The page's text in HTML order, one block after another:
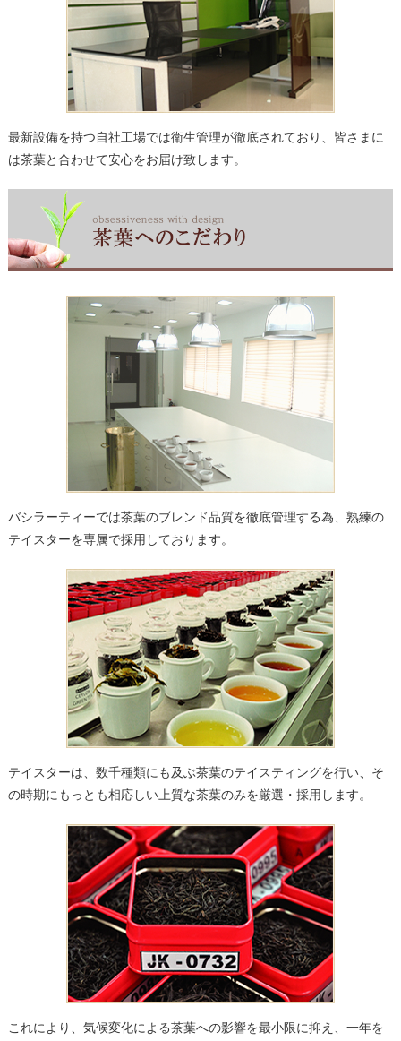
最新設備を持つ自社工場では衛生管理が徹底されており、皆さまに
は茶葉と合わせて安心をお届け致します。
バシラーティーでは茶葉のブレンド品質を徹底管理する為、熟練の
テイスターを専属で採用しております。
テイスターは、数千種類にも及ぶ茶葉のテイスティングを行い、そ
の時期にもっとも相応しい上質な茶葉のみを厳選・採用します。
これにより、気候変化による茶葉への影響を最小限に抑え、一年を